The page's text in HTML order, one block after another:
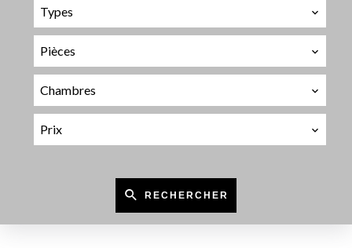
Types
Pièces
Chambres
Prix
RECHERCHER